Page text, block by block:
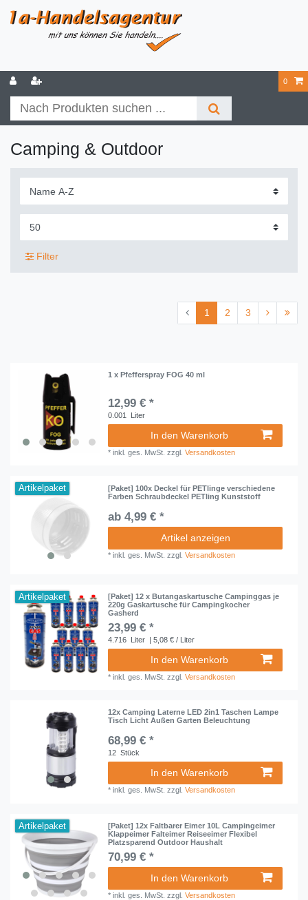
0
Camping & Outdoor
Filter
1 2 3
1 x Pfefferspray FOG 40 ml
12,99 € *
0.001 Liter
In den Warenkorb
*inkl. ges. MwSt. zzgl.Versandkosten
Artikelpaket
[Paket] 100x Deckel für PETlinge verschiedene
Farben Schraubdeckel PETling Kunststoff
ab 4,99 € *
Artikel anzeigen
*inkl. ges. MwSt. zzgl.Versandkosten
Artikelpaket
[Paket] 12 x Butangaskartusche Campinggas je
220g Gaskartusche für Campingkocher
Gasherd
23,99 € *
4.716 Liter | 5,08 € / Liter
In den Warenkorb
*inkl. ges. MwSt. zzgl.Versandkosten
12x Camping Laterne LED 2in1 Taschen Lampe
Tisch Licht Außen Garten Beleuchtung
68,99 € *
12 Stück
In den Warenkorb
*inkl. ges. MwSt. zzgl.Versandkosten
Artikelpaket
[Paket] 12x Faltbarer Eimer 10L Campingeimer
Klappeimer Falteimer Reiseeimer Flexibel
Platzsparend Outdoor Haushalt
70,99 € *
In den Warenkorb
*inkl. ges. MwSt. zzgl.Versandkosten